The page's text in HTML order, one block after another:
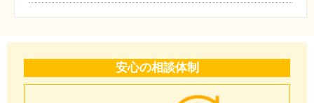
安心の相談体制